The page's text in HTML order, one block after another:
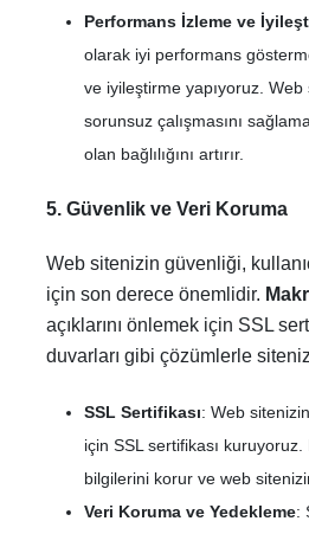
Performans İzleme ve
olarak iyi performans
ve iyileştirme yapıyoruz. Web
sorunsuz çalışmasını
olan bağlılığını artırır.
5. Güvenlik ve Veri Koruma
Web sitenizin güvenliği,
için son derece önemlidir.
açıklarını önlemek için SSL
duvarları gibi çözümlerle
SSL Sertifikası: Web
için SSL sertifikası kuruyoruz.
bilgilerini korur ve web
Veri Koruma ve Yedekleme: